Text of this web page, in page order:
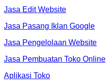
Jasa Edit Website
Jasa Pasang Iklan Google
Jasa Pengelolaan Website
Jasa Pembuatan Toko Online
Aplikasi Toko